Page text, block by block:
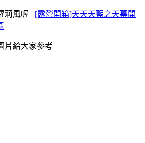
莉風喔 [露營開箱]天天天藍之天幕開
片給大家參考